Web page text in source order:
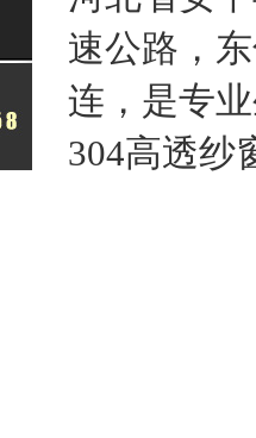
速公路，
连，是专
304高透纱